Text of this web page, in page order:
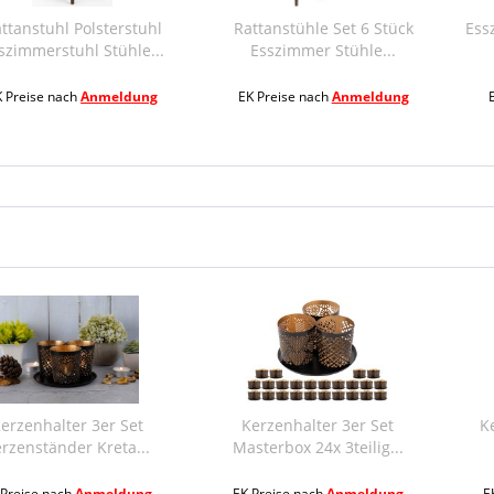
3er Set
Kreta...
Kerzenhalter 3er Set
Masterbox 24x 3teilig...
Stühle...
Anmeldung
Rattanstühle Set 6 Stück
Esszimmer Stühle...
EK Preise nach Anmeldung
Esszimmer
EK Preise